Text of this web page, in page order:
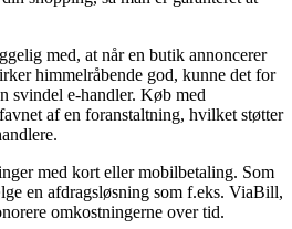
med, at når en butik annoncerer
himmelråbende god, kunne det for
svindel e-handler. Køb med
af en foranstaltning, hvilket støtter
med kort eller mobilbetaling. Som
en afdragsløsning som f.eks. ViaBill,
omkostningerne over tid.